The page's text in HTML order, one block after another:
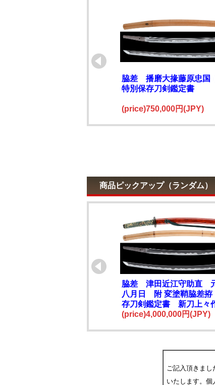
脇差 播磨大掾藤原忠国
特別保存刀剣鑑定書
(price)750,000円(JPY)
商品ピックアップ（ランダム）
脇差 津田近江守助直
八月日 附 変塗鞘脇差
存刀剣鑑定書 新刀上
物
(price)4,000,000円(JPY)
ご記入頂きま
いたします。個